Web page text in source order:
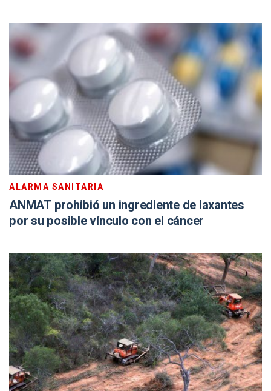
ALARMA SANITARIA
ANMAT prohibió un ingrediente de laxantes
por su posible vínculo con el cáncer